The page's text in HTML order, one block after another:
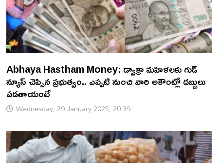
Abhaya Hastham Money: డ్వాక్రా మహిళలకు గుడ్
న్యూస్ చెప్పిన ప్రభుత్వం.. ఎప్పటి నుంచి వారి అకౌంట్లో డబ్బులు
పడతాయంటే
Wednesday, 29 January 2025, 20:39